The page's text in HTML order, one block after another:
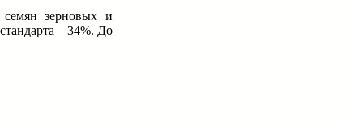
зерновых и
– 34%. До